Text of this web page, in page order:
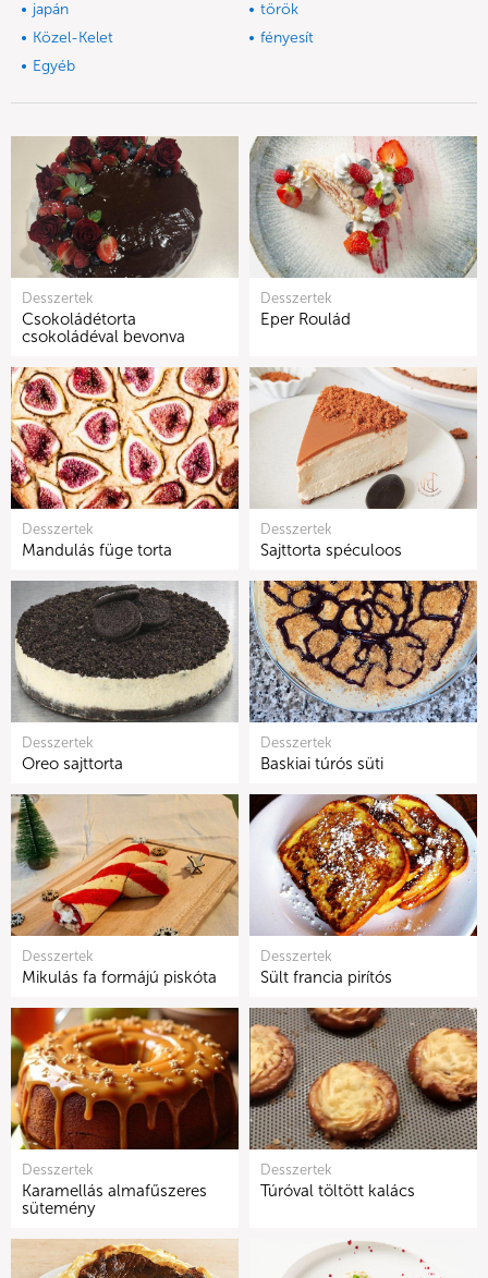
japán
török
Közel-Kelet
fényesít
Egyéb
Desszertek
Csokoládétorta
csokoládéval bevonva
Desszertek
Eper Roulád
Desszertek
Mandulás füge torta
Desszertek
Sajttorta spéculoos
Desszertek
Oreo sajttorta
Desszertek
Baskiai túrós süti
Desszertek
Mikulás fa formájú piskóta
Desszertek
Sült francia pirítós
Desszertek
Karamellás almafűszeres
sütemény
Desszertek
Túróval töltött kalács